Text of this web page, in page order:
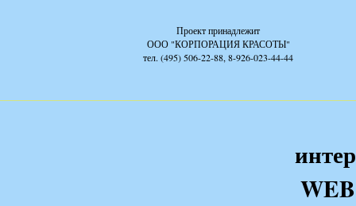
Проект принадлежит
ООО "КОРПОРАЦИЯ КРАСОТЫ"
тел. (495) 506-22-88, 8-926-023-44-44